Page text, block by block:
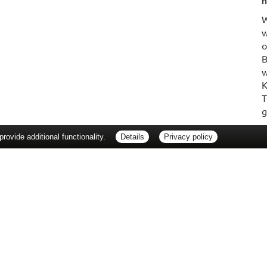
additional functionality. Details Privacy policy